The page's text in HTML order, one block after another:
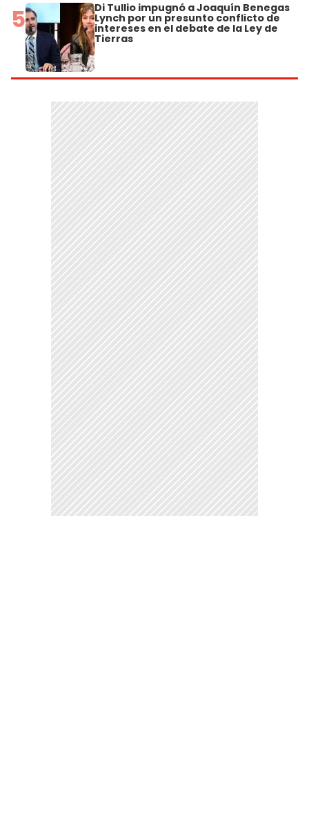
5 Di Tullio impugnó a Joaquín Benegas
Lynch por un presunto conflicto de
intereses en el debate de la Ley de
Tierras